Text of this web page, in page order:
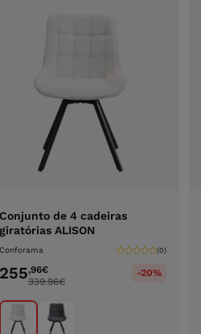
Conjunto de 4 cadeiras
giratórias ALISON
Conforama (0)
255,96€
339.96€
-20%